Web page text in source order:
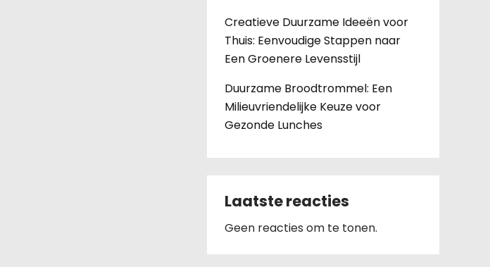
Creatieve Duurzame Ideeën voor
Thuis: Eenvoudige Stappen naar
Een Groenere Levensstijl
Duurzame Broodtrommel: Een
Milieuvriendelijke Keuze voor
Gezonde Lunches
Laatste reacties
Geen reacties om te tonen.